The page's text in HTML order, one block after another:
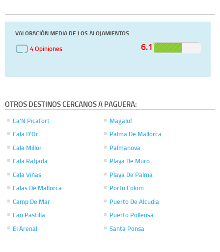
VALORACIÓN MEDIA DE LOS ALOJAMIENTOS
4 Opiniones
6.1
OTROS DESTINOS CERCANOS A PAGUERA:
Ca'N Picafort
Cala D'Or
Cala Millor
Cala Ratjada
Cala Viñas
Calas De Mallorca
Camp De Mar
Can Pastilla
El Arenal
Magaluf
Palma De Mallorca
Palmanova
Playa De Muro
Playa De Palma
Porto Colom
Puerto De Alcudia
Puerto Pollensa
Santa Ponsa